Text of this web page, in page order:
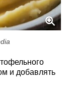
и добавлять